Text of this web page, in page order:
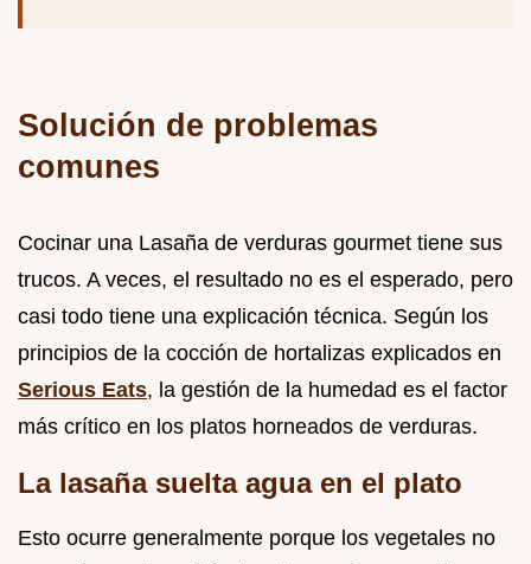
Solución de problemas
comunes
Cocinar una Lasaña de verduras gourmet tiene sus
trucos. A veces, el resultado no es el esperado, pero
casi todo tiene una explicación técnica. Según los
principios de la cocción de hortalizas explicados en
Serious Eats, la gestión de la humedad es el factor
más crítico en los platos horneados de verduras.
La lasaña suelta agua en el plato
Esto ocurre generalmente porque los vegetales no